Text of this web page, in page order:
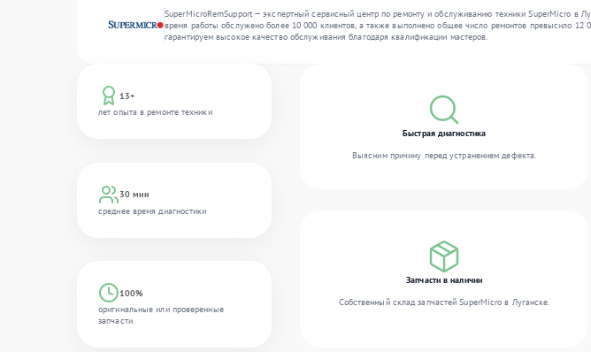
SuperMicroRemSupport — экспертный сервисный центр по ремонту и обслуживанию техники SuperMicro в
время работы обслужено более 10 000 клиентов, а также выполнено общее число ремонтов превысило
гарантируем высокое качество обслуживания благодаря квалификации мастеров.
13+
лет опыта в ремонте техники
30 мин
среднее время диагностики
100%
оригинальные или проверенные
запчасти
Быстрая диагностика
Выясним причину перед устранением дефекта.
Запчасти в наличии
Собственный склад запчастей SuperMicro в Луганске.